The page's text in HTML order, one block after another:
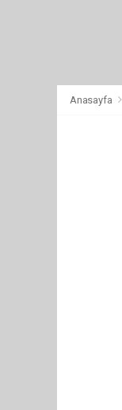
Anasayfa